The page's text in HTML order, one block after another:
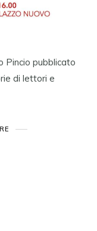
Pincio pubblicato
di lettori e